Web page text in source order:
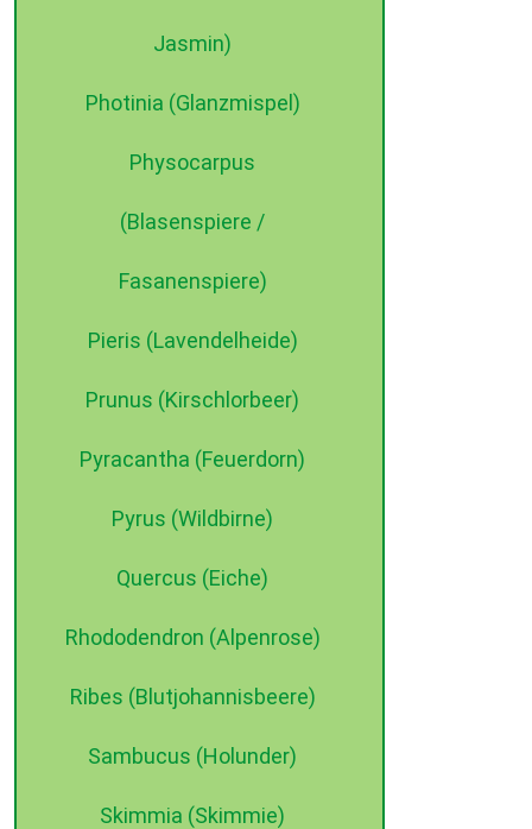
Jasmin)
Photinia (Glanzmispel)
Physocarpus
(Blasenspiere /
Fasanenspiere)
Pieris (Lavendelheide)
Prunus (Kirschlorbeer)
Pyracantha (Feuerdorn)
Pyrus (Wildbirne)
Quercus (Eiche)
Rhododendron (Alpenrose)
Ribes (Blutjohannisbeere)
Sambucus (Holunder)
Skimmia (Skimmie)